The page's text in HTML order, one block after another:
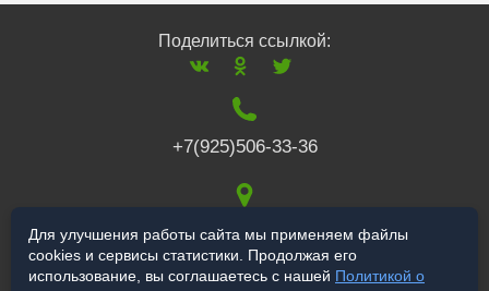
Поделиться ссылкой:
+7(925)506-33-36
117519,г. Москва,
Варшавское ш., 132
Для улучшения работы сайта мы применяем файлы
cookies и сервисы статистики. Продолжая его
использование, вы соглашаетесь с нашей Политикой о